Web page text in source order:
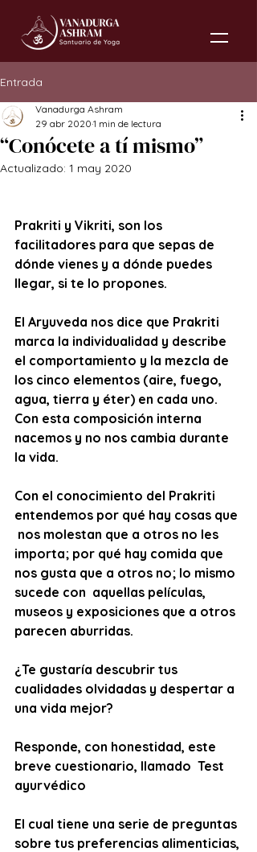
Entrada
“Conócete a tí mismo”
Vanadurga Ashram
29 abr 2020 1 min de lectura
Actualizado: 1 may 2020
Prakriti y Vikriti, son los
facilitadores para que sepas de
dónde vienes y a dónde puedes
llegar, si te lo propones.
El Aryuveda nos dice que Prakriti
marca la individualidad y describe
el comportamiento y la mezcla de
los cinco elementos (aire, fuego,
agua, tierra y éter) en cada uno.
Con esta composición interna
nacemos y no nos cambia durante
la vida.
Con el conocimiento del Prakriti
entendemos por qué hay cosas que
nos molestan que a otros no les
importa; por qué hay comida que
nos gusta que a otros no; lo mismo
sucede con  aquellas películas,
museos y exposiciones que a otros
parecen aburridas.
¿Te gustaría descubrir tus
cualidades olvidadas y despertar a
una vida mejor?
Responde, con honestidad, este
breve cuestionario, llamado  Test
ayurvédico
El cual tiene una serie de preguntas
sobre tus preferencias alimenticias,